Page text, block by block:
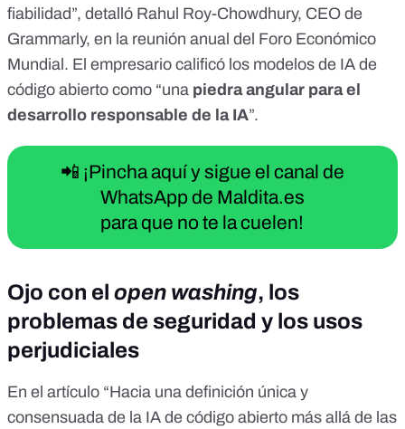
fiabilidad”, detalló Rahul Roy-Chowdhury, CEO de
Grammarly, en la reunión anual del Foro Económico
Mundial . El empresario calificó los modelos de IA de
código abierto como “una piedra angular para el
desarrollo responsable de la IA”.
📲 ¡Pincha aquí y sigue el canal de
WhatsApp de Maldita.es
para que no te la cuelen!
Ojo con el open washing, los
problemas de seguridad y los usos
perjudiciales
En el artículo “Hacia una definición única y
consensuada de la IA de código abierto más allá de las